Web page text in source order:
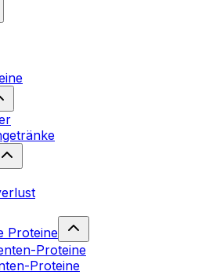
Proteine
Proteine
Proteine